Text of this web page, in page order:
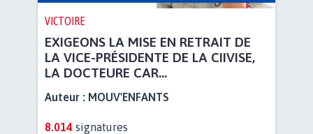
VICTOIRE
EXIGEONS LA MISE EN RETRAIT DE
LA VICE-PRÉSIDENTE DE LA CIIVISE,
LA DOCTEURE CAR...
Auteur : MOUV'ENFANTS
8.014 signatures